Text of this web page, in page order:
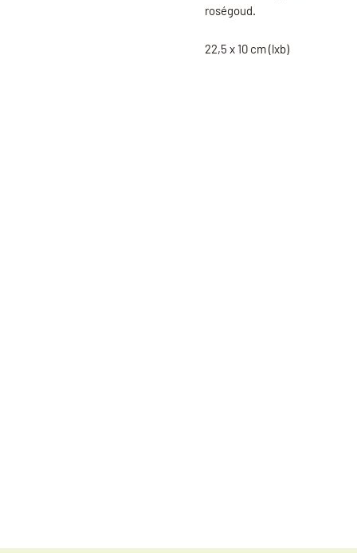
roségoud.
22,5 x 10 cm (lxb)